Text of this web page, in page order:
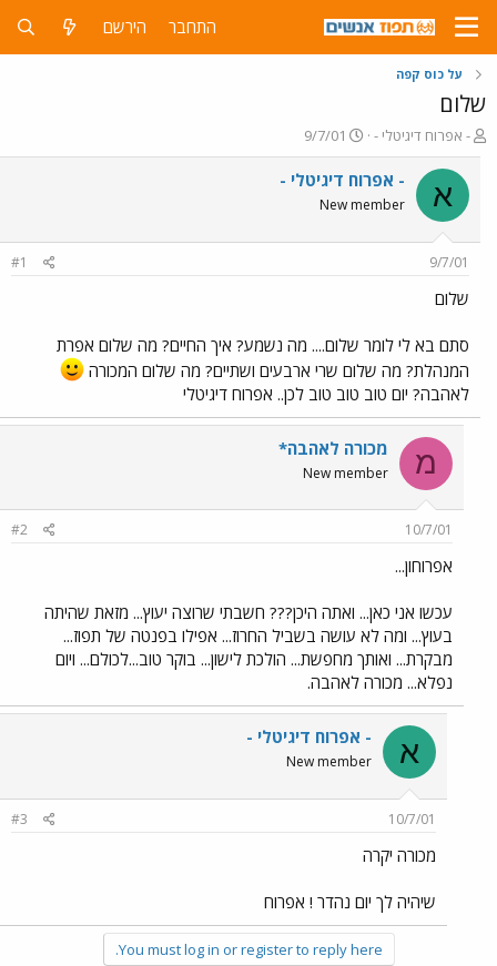
התחבר הירשם
על כוס קפה
שלום
פ
ו
ת
ח
ה
ש
א
- אפרוח דיגיטלי -
פ
ו
ר
ם
9/7/01
א - אפרוח דיגיטלי -
New member
9/7/01
#1
שלום
סתם בא לי לומר שלום.... מה נשמע? איך החיים? מה שלום אפרת
המנהלת? מה שלום שרי ארבעים ושתיים? מה שלום המכורה
לאהבה? יום טוב טוב טוב לכן.. אפרוח דיגיטלי
מ מכורה לאהבה*
New member
10/7/01
#2
אפרוחון...
עכשו אני כאן... ואתה היכן??? חשבתי שרוצה יעוץ... מזאת שהיתה
בעוץ... ומה לא עושה בשביל החרוז... אפילו בפנטה של תפוז...
מבקרת... ואותך מחפשת... הולכת לישון... בוקר טוב...לכולם... ויום
נפלא... מכורה לאהבה.
א - אפרוח דיגיטלי -
New member
10/7/01
#3
מכורה יקרה
שיהיה לך יום נהדר ! אפרוח
You must log in or register to reply here.